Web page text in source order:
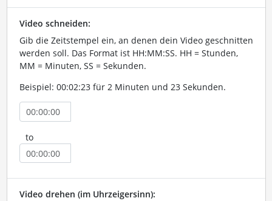
Video schneiden:
Gib die Zeitstempel ein, an denen dein Video geschnitten
werden soll. Das Format ist HH:MM:SS. HH = Stunden,
MM = Minuten, SS = Sekunden.
Beispiel: 00:02:23 für 2 Minuten und 23 Sekunden.
to
Video drehen (im Uhrzeigersinn):